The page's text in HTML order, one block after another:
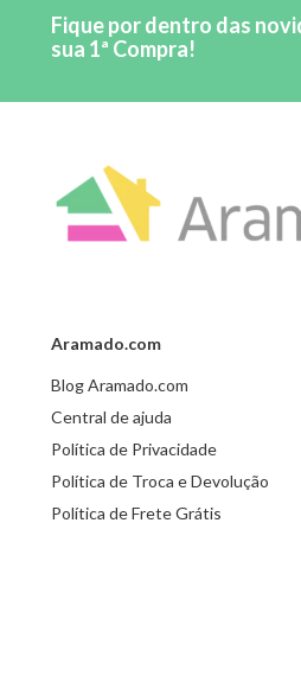
Fique por dentro das
sua 1ª Compra!
Aramado.com
Blog Aramado.com
Central de ajuda
Política de Privacidade
Política de Troca e Devolução
Política de Frete Grátis